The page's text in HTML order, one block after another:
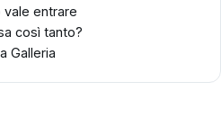
vale entrare
così tanto?
Galleria